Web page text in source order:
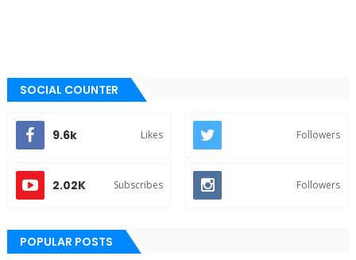
SOCIAL COUNTER
9.6k Likes Followers
2.02K Subscribes Followers
POPULAR POSTS